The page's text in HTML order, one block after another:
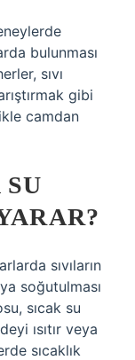
bulunması
sıvı
gibi
camdan
sıvıların
soğutulması
sıcak su
ısıtır veya
sıcaklık